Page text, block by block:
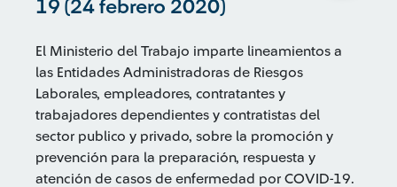
19 (24 febrero 2020)
El Ministerio del Trabajo imparte lineamientos a
las Entidades Administradoras de Riesgos
Laborales, empleadores, contratantes y
trabajadores dependientes y contratistas del
sector publico y privado, sobre la promoción y
prevención para la preparación, respuesta y
atención de casos de enfermedad por COVID-19.